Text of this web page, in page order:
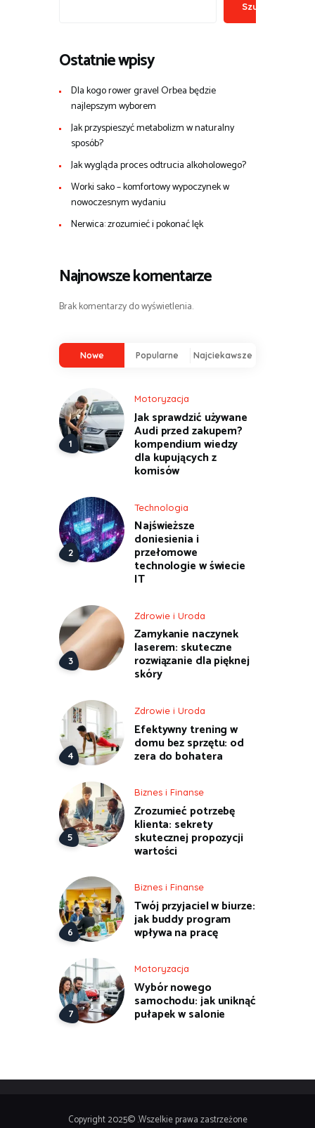
Szukaj
Ostatnie wpisy
Dla kogo rower gravel Orbea będzie
najlepszym wyborem
Jak przyspieszyć metabolizm w naturalny
sposób?
Jak wygląda proces odtrucia alkoholowego?
Worki sako – komfortowy wypoczynek w
nowoczesnym wydaniu
Nerwica: zrozumieć i pokonać lęk
Najnowsze komentarze
Brak komentarzy do wyświetlenia.
Nowe Popularne Najciekawsze
Motoryzacja
Jak sprawdzić używane
Audi przed zakupem?
kompendium wiedzy
dla kupujących z
komisów
Technologia
Najświeższe
doniesienia i
przełomowe
technologie w świecie
IT
Zdrowie i Uroda
Zamykanie naczynek
laserem: skuteczne
rozwiązanie dla pięknej
skóry
Zdrowie i Uroda
Efektywny trening w
domu bez sprzętu: od
zera do bohatera
Biznes i Finanse
Zrozumieć potrzebę
klienta: sekrety
skutecznej propozycji
wartości
Biznes i Finanse
Twój przyjaciel w biurze:
jak buddy program
wpływa na pracę
Motoryzacja
Wybór nowego
samochodu: jak uniknąć
pułapek w salonie
Copyright 2025© .Wszelkie prawa zastrzeżone